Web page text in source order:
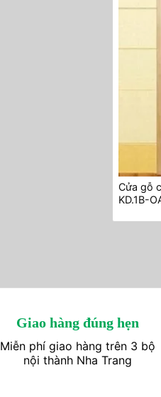
Cửa gỗ
KD.1B-
Giao hàng đúng hẹn
Miễn phí giao hàng trên 3 bộ
nội thành Nha Trang